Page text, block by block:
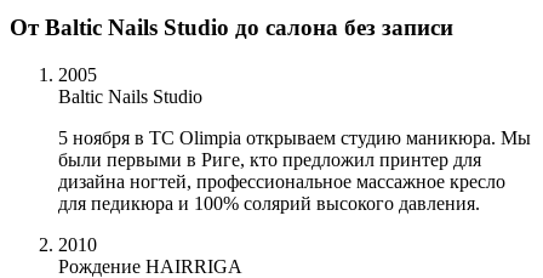
От Baltic Nails Studio до салона без записи
2005
Baltic Nails Studio
5 ноября в TC Olimpia открываем студию маникюра. Мы
были первыми в Риге, кто предложил принтер для
дизайна ногтей, профессиональное массажное кресло
для педикюра и 100% солярий высокого давления.
2010
Рождение HAIRRIGA